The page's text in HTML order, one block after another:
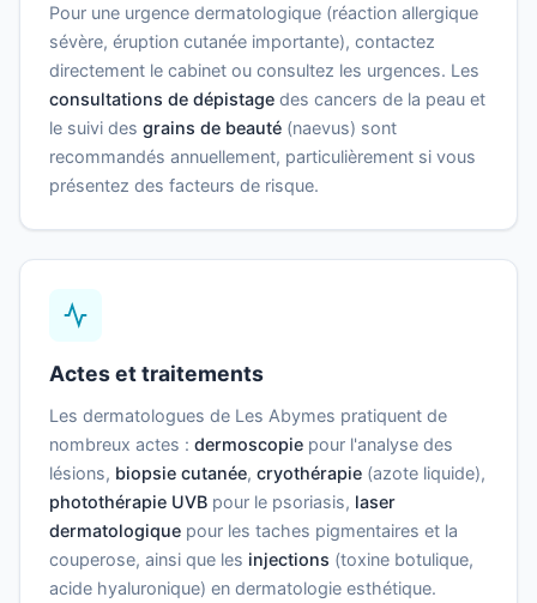
Pour une urgence dermatologique (réaction allergique
sévère, éruption cutanée importante), contactez
directement le cabinet ou consultez les urgences. Les
consultations de dépistage des cancers de la peau et
le suivi des grains de beauté (naevus) sont
recommandés annuellement, particulièrement si vous
présentez des facteurs de risque.
Actes et traitements
Les dermatologues de Les Abymes pratiquent de
nombreux actes : dermoscopie pour l'analyse des
lésions, biopsie cutanée, cryothérapie (azote liquide),
photothérapie UVB pour le psoriasis, laser
dermatologique pour les taches pigmentaires et la
couperose, ainsi que les injections (toxine botulique,
acide hyaluronique) en dermatologie esthétique.